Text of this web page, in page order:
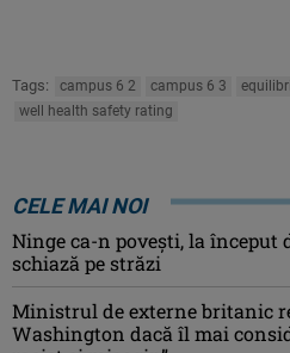
Tags: campus 6 2 campus 6 3
well health safety rating
CELE MAI NOI
Ninge ca-n povești, la început
schiază pe străzi
Ministrul de externe britanic
Washington dacă îl mai